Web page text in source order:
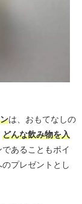
は、おもてなしの
どんな飲み物を入
あることもポイ
プレゼントとし